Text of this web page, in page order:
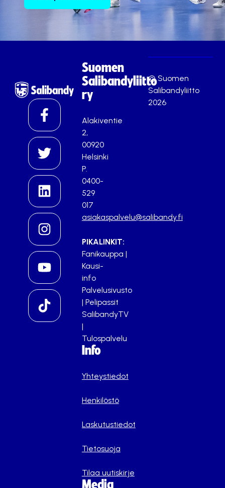
Suomen
Salibandyliitto
ry
Alakiventie
2,
00920
Helsinki
P.
0400-
529
017
asiakaspalvelu@salibandy.fi
PIKALINKIT:
Fanikauppa |
Kausi-
info
Palvelusivusto
| Pelipassit
SalibandyTV
|
Tulospalvelu
Info
Yhteystiedot
Henkilöstö
Laskutustiedot
Tietosuoja
Tilaa uutiskirje
Media
© Suomen
Salibandyliitto
2026